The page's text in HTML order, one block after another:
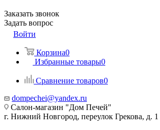
Заказать звонок
Задать вопрос
Войти
Корзина0
Избранные товары0
Сравнение товаров0
dompechei@yandex.ru
Салон-магазин "Дом Печей"
г. Нижний Новгород, переулок Грекова, д. 1